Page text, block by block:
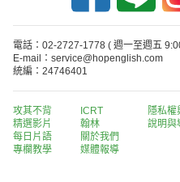
電話：02-2727-1778 ( 週一至週五
E-mail：service@hopenglish.com
統編：24746401
攻其不背
精選影片
每日片語
專欄教學
ICRT
翰林
關於我們
媒體報導
隱私權
說明與